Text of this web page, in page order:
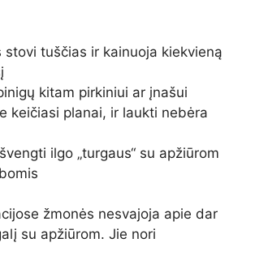
stovi tuščias ir kainuoja kiekvieną
kitam pirkiniui ar įnašui
keičiasi planai, ir laukti nebėra
ilgo „turgaus“ su apžiūrom
žmonės nesvajoja apie dar
su apžiūrom. Jie nori